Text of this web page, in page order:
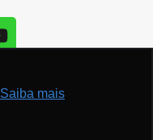
Saiba mais